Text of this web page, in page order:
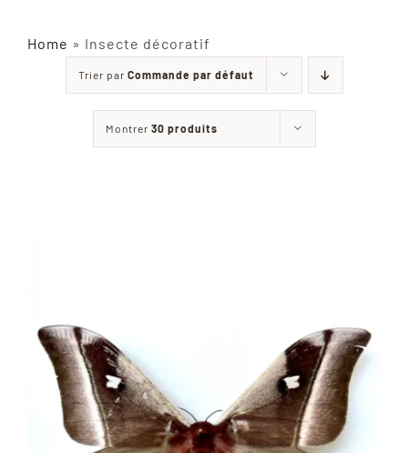
CURIOSITÉS
Home » Insecte décoratif
Trier par Commande par défaut
Montrer 30 produits